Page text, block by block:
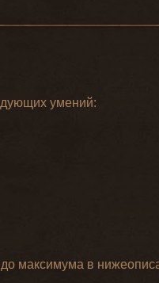
умений:
максимума в